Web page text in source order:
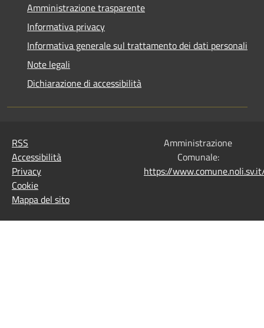
Amministrazione trasparente
Informativa privacy
Informativa generale sul trattamento dei dati personali
Note legali
Dichiarazione di accessibilità
RSS
Accessibilità
Privacy
Cookie
Mappa del sito
Amministrazione
Comunale:
https://